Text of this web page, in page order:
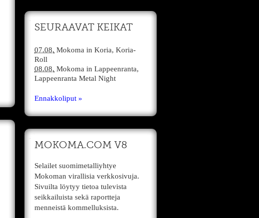
SEURAAVAT KEIKAT
07.08. Mokoma in Koria, Koria-
Roll
08.08. Mokoma in Lappeenranta,
Lappeenranta Metal Night
Ennakkoliput »
MOKOMA.COM V8
Selailet suomimetalliyhtye
Mokoman virallisia verkkosivuja.
Sivuilta löytyy tietoa tulevista
seikkailuista sekä raportteja
menneistä kommelluksista.